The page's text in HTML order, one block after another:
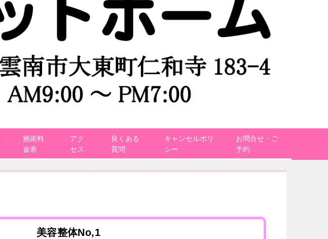
施術料
金表
アク
セス
良くある
質問
キャンセルポリ
シー
お問合せ・ご
予約
美容整体No,1